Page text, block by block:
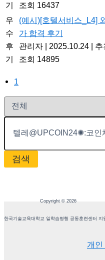
기
조회 16437
우
수
후
기
(예시)[호텔서비스_L4]
가 합격 후기
관리자 | 2025.10.24 | 추
조회 14895
1
검색
Copyright © 2026
한국기술교육대학교 일학습병행 공동훈련센터 지
개인